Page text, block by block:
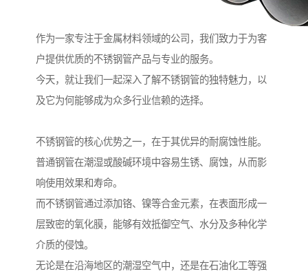
作为一家专注于金属材料领域的公司，我们致力于为客
户提供优质的不锈钢管产品与专业的服务。
今天，就让我们一起深入了解不锈钢管的独特魅力，以
及它为何能够成为众多行业信赖的选择。
不锈钢管的核心优势之一，在于其优异的耐腐蚀性能。
普通钢管在潮湿或酸碱环境中容易生锈、腐蚀，从而影
响使用效果和寿命。
而不锈钢管通过添加铬、镍等合金元素，在表面形成一
层致密的氧化膜，能够有效抵御空气、水分及多种化学
介质的侵蚀。
无论是在沿海地区的潮湿空气中，还是在石油化工等强